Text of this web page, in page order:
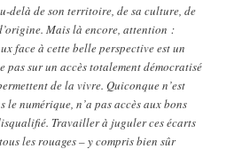
delà de son territoire, de sa culture, de
Mais là encore, attention :
face à cette belle perspective est un
pas sur un accès totalement démocratisé
de la vivre. Quiconque n’est
numérique, n’a pas accès aux bons
Travailler à juguler ces écarts
les rouages – y compris bien sûr